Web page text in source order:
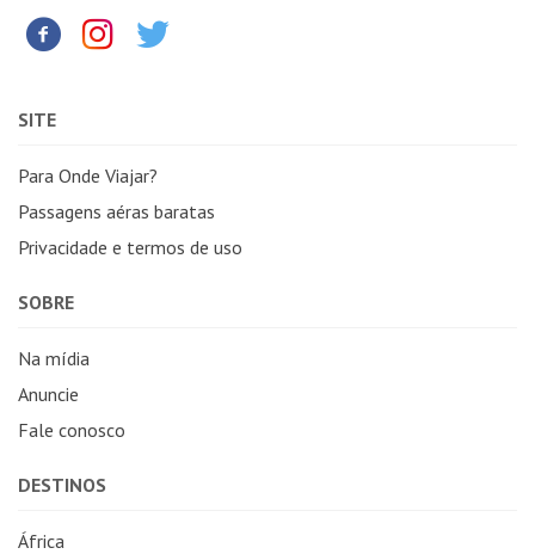
SITE
Para Onde Viajar?
Passagens aéras baratas
Privacidade e termos de uso
SOBRE
Na mídia
Anuncie
Fale conosco
DESTINOS
África